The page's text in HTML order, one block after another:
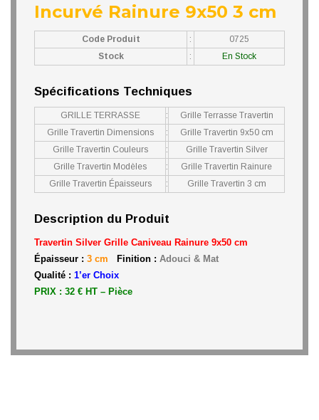
Incurvé Rainure 9x50 3 cm
Code Produit :
0725
Stock
: En Stock
Spécifications Techniques
GRILLE TERRASSE :
Grille Terrasse Travertin
Grille Travertin Dimensions
:
Grille Travertin 9x50 cm
Grille Travertin Couleurs
:
Grille Travertin Silver
Grille Travertin Modèles
:
Grille Travertin Rainure
Grille Travertin Épaisseurs
: Grille Travertin 3 cm
Description du Produit
Travertin Silver Grille Caniveau Rainure 9x50 cm
Épaisseur : 3 cm Finition : Adouci & Mat
Qualité : 1’er Choix
PRIX : 32 € HT – Pièce